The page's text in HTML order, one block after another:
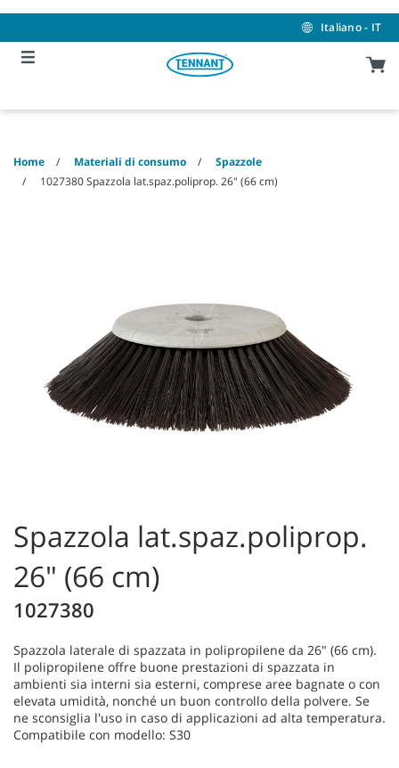
content
navigation
menu
Italiano - IT
Home Materiali di consumo
Spazzole
1027380 Spazzola lat.spaz.poliprop. 26" (66 cm)
Spazzola lat.spaz.poliprop.
26" (66 cm)
1027380
Spazzola laterale di spazzata in polipropilene da 26" (66 cm).
Il polipropilene offre buone prestazioni di spazzata in
ambienti sia interni sia esterni, comprese aree bagnate o con
elevata umidità, nonché un buon controllo della polvere. Se
ne sconsiglia l'uso in caso di applicazioni ad alta temperatura.
Compatibile con modello: S30